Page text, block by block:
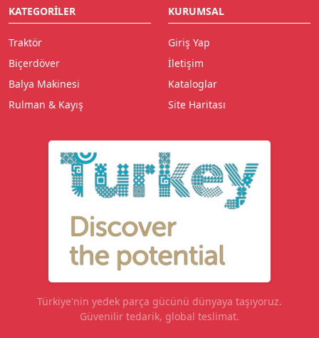
KATEGORILER
Traktör
Biçerdöver
Balya Makinesi
Rulman & Kayış
KURUMSAL
Giriş Yap
İletişim
Kataloglar
Site Haritası
Türkiye'nin yedek parça gücünü dünyaya taşıyoruz.
Güvenilir tedarik, global teslimat.